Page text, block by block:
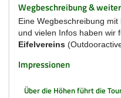
Wegbeschreibung &
Eine Wegbeschreibung
und vielen Infos haben wir
Eifelvereins
Impressionen
Über die Höhen führt die